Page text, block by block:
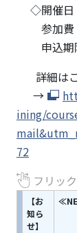
◇開催日
参加費
申込期
詳細は
→
ining/
72
フリッ
【お
知ら
せ】